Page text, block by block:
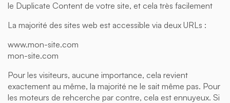
le Duplicate Content de votre site, et cela très facilement
La majorité des sites web est accessible via deux URLs :
www.mon-site.com
mon-site.com
Pour les visiteurs, aucune importance, cela revient
exactement au même, la majorité ne le sait même pas. Pour
les moteurs de rehcerche par contre, cela est ennuyeux. Si